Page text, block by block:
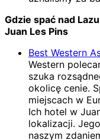
Gdzie spać nad
Juan Les Pins
Best Western
Western
szuka
okolicę cenie.
miejscach w
Ich hotel w
lokalizacji.
naszym